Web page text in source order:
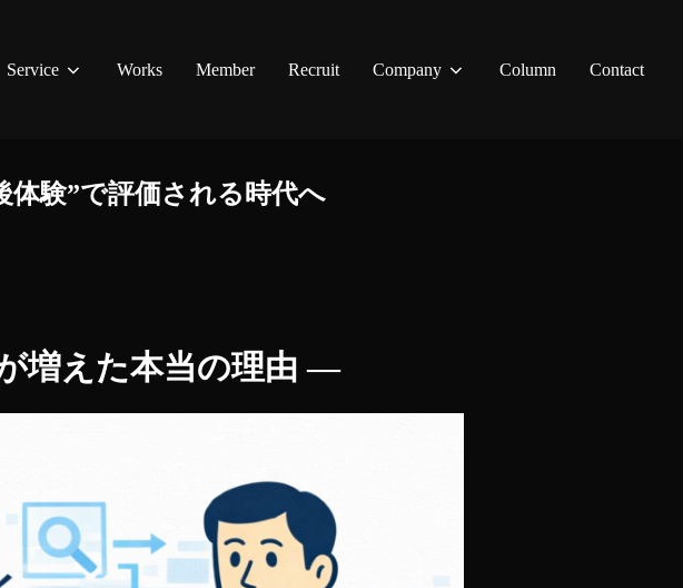
Service Works Member Recruit Company Column Contact
体験”で評価される時代へ
増えた本当の理由 ―